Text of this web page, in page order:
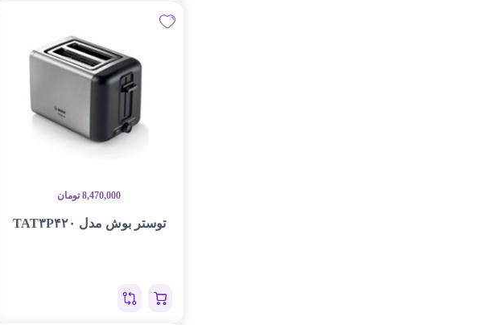
8,470,000 تومان
توستر بوش مدل TAT۳P۴۲۰